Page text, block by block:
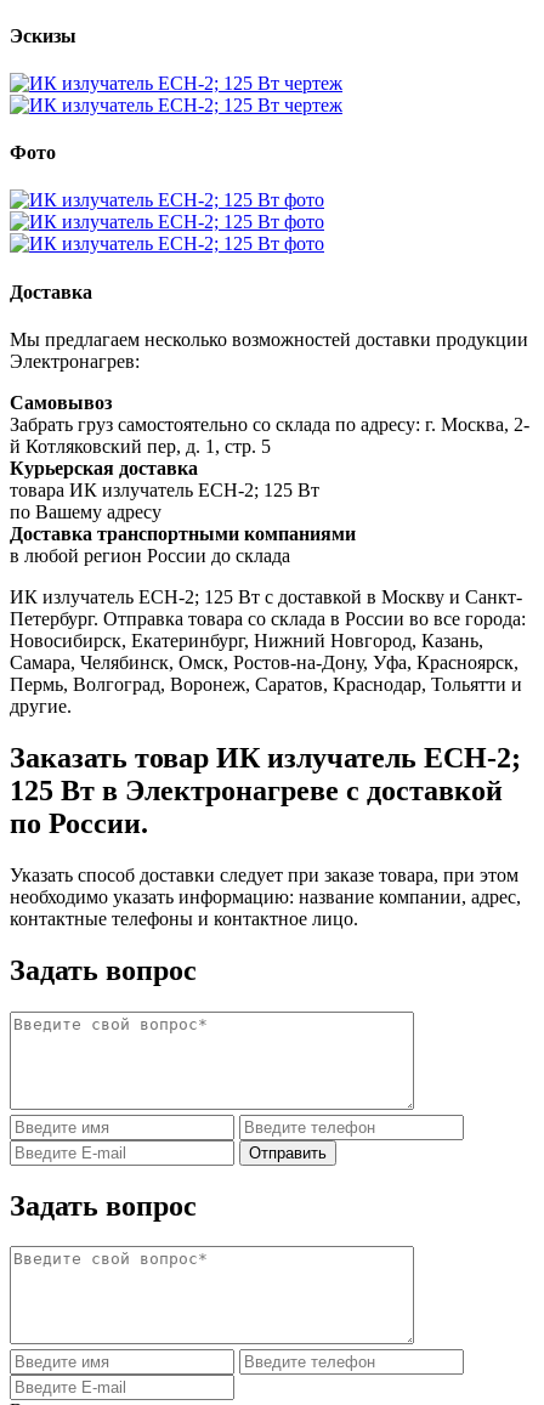
Эскизы
Фото
Доставка
Мы предлагаем несколько возможностей доставки продукции
Электронагрев:
Самовывоз
Забрать груз самостоятельно со склада по адресу: г. Москва, 2-
й Котляковский пер, д. 1, стр. 5
Курьерская доставка
товара ИК излучатель ECH-2; 125 Вт
по Вашему адресу
Доставка транспортными компаниями
в любой регион России до склада
ИК излучатель ECH-2; 125 Вт с доставкой в Москву и Санкт-
Петербург. Отправка товара со склада в России во все города:
Новосибирск, Екатеринбург, Нижний Новгород, Казань,
Самара, Челябинск, Омск, Ростов-на-Дону, Уфа, Красноярск,
Пермь, Волгоград, Воронеж, Саратов, Краснодар, Тольятти и
другие.
Заказать товар ИК излучатель ECH-2;
125 Вт в Электронагреве с доставкой
по России.
Указать способ доставки следует при заказе товара, при этом
необходимо указать информацию: название компании, адрес,
контактные телефоны и контактное лицо.
Задать вопрос
Задать вопрос